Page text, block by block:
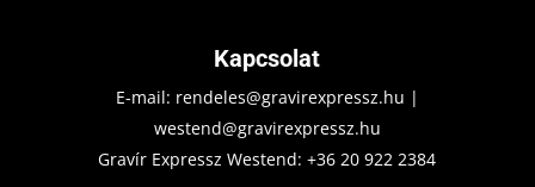
Kapcsolat
E-mail: rendeles@gravirexpressz.hu |
westend@gravirexpressz.hu
Gravír Expressz Westend:+36 20 922 2384